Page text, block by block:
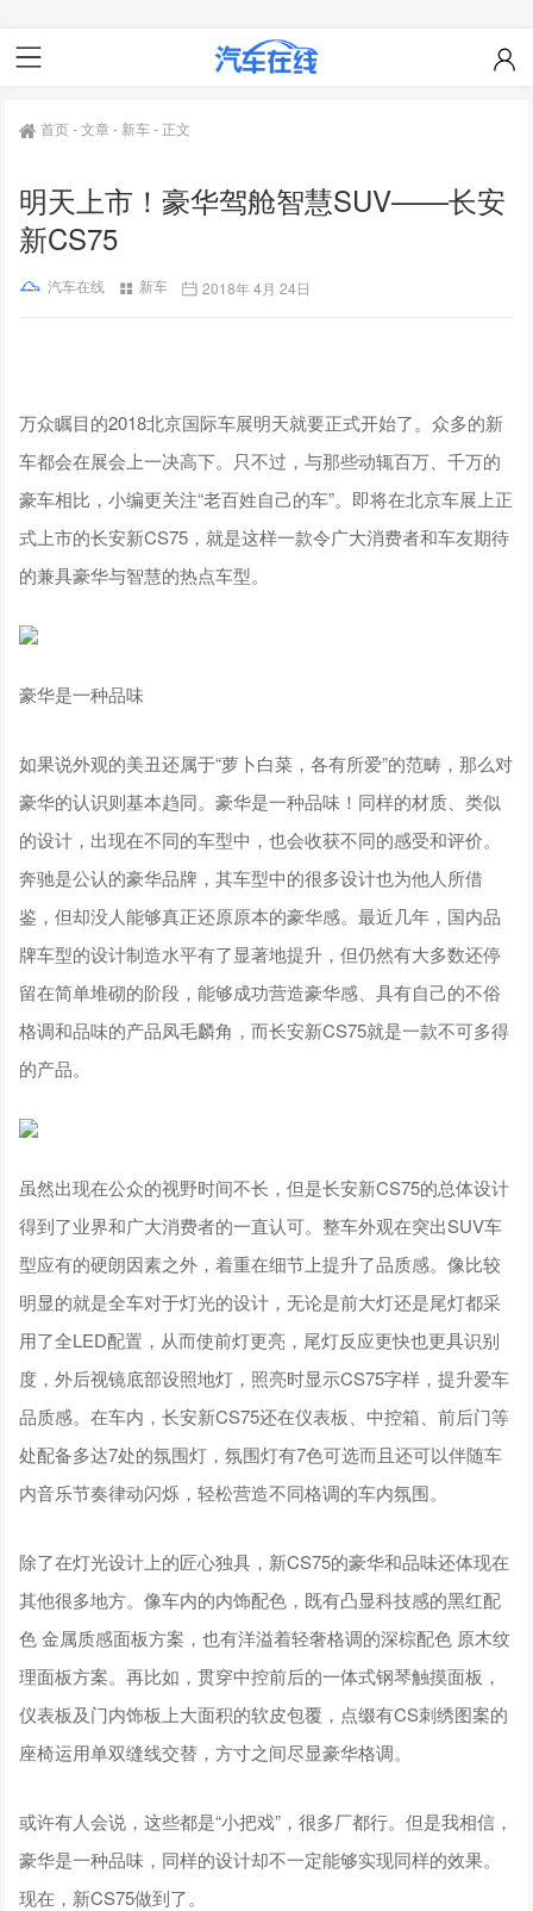
首页-文章- 新车- 正文
明天上市！豪华驾舱智慧SUV——长安
新CS75
汽车在线 新车 2018年 4月 24日
万众瞩目的2018北京国际车展明天就要正式开始了。众多的新
车都会在展会上一决高下。只不过，与那些动辄百万、千万的
豪车相比，小编更关注“老百姓自己的车”。即将在北京车展上正
式上市的长安新CS75，就是这样一款令广大消费者和车友期待
的兼具豪华与智慧的热点车型。
豪华是一种品味
如果说外观的美丑还属于“萝卜白菜，各有所爱”的范畴，那么对
豪华的认识则基本趋同。豪华是一种品味！同样的材质、类似
的设计，出现在不同的车型中，也会收获不同的感受和评价。
奔驰是公认的豪华品牌，其车型中的很多设计也为他人所借
鉴，但却没人能够真正还原原本的豪华感。最近几年，国内品
牌车型的设计制造水平有了显著地提升，但仍然有大多数还停
留在简单堆砌的阶段，能够成功营造豪华感、具有自己的不俗
格调和品味的产品凤毛麟角，而长安新CS75就是一款不可多得
的产品。
虽然出现在公众的视野时间不长，但是长安新CS75的总体设计
得到了业界和广大消费者的一直认可。整车外观在突出SUV车
型应有的硬朗因素之外，着重在细节上提升了品质感。像比较
明显的就是全车对于灯光的设计，无论是前大灯还是尾灯都采
用了全LED配置，从而使前灯更亮，尾灯反应更快也更具识别
度，外后视镜底部设照地灯，照亮时显示CS75字样，提升爱车
品质感。在车内，长安新CS75还在仪表板、中控箱、前后门等
处配备多达7处的氛围灯，氛围灯有7色可选而且还可以伴随车
内音乐节奏律动闪烁，轻松营造不同格调的车内氛围。
除了在灯光设计上的匠心独具，新CS75的豪华和品味还体现在
其他很多地方。像车内的内饰配色，既有凸显科技感的黑红配
色 金属质感面板方案，也有洋溢着轻奢格调的深棕配色 原木纹
理面板方案。再比如，贯穿中控前后的一体式钢琴触摸面板，
仪表板及门内饰板上大面积的软皮包覆，点缀有CS刺绣图案的
座椅运用单双缝线交替，方寸之间尽显豪华格调。
或许有人会说，这些都是“小把戏”，很多厂都行。但是我相信，
豪华是一种品味，同样的设计却不一定能够实现同样的效果。
现在，新CS75做到了。